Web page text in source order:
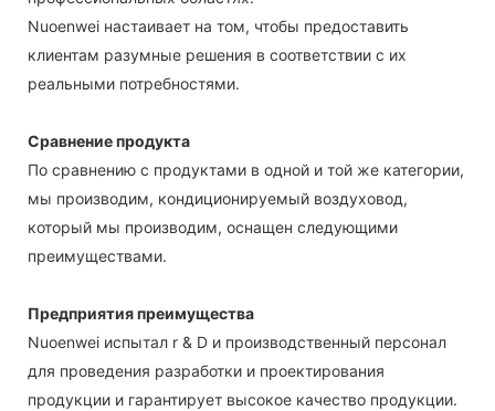
Nuoenwei настаивает на том, чтобы предоставить
клиентам разумные решения в соответствии с их
реальными потребностями.
Сравнение продукта
По сравнению с продуктами в одной и той же категории,
мы производим, кондиционируемый воздуховод,
который мы производим, оснащен следующими
преимуществами.
Предприятия преимущества
Nuoenwei испытал r & D и производственный персонал
для проведения разработки и проектирования
продукции и гарантирует высокое качество продукции.